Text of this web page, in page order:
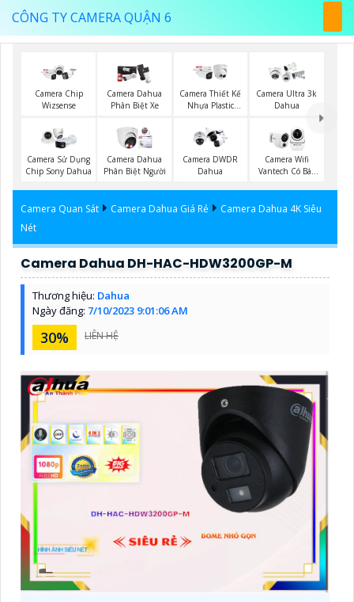
CÔNG TY CAMERA QUẬN 6
Camera Chip
Wizsense
Camera Dahua
Phân Biệt Xe
Camera Thiết Kế
Nhựa Plastic
Camera Ultra 3k
Dahua
Camera Sử Dụng
Chip Sony Dahua
Camera Dahua
Phân Biệt Người
Camera DWDR
Dahua
Camera Wifi
Vantech Có Báo
Camera Quan Sát Camera Dahua Giá Rẻ
Camera Dahua 4K Siêu
Nét
Camera Dahua DH-HAC-HDW3200GP-M
Thương hiệu: Dahua
Ngày đăng: 7/10/2023 9:01:06 AM
30% LIÊN HỆ